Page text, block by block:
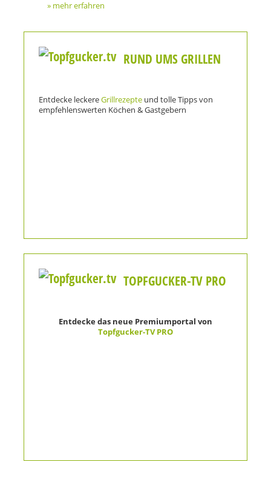
» mehr erfahren
RUND UMS GRILLEN
Entdecke leckereGrillrezepte und tolle Tipps von
empfehlenswerten Köchen & Gastgebern
TOPFGUCKER-TV PRO
Entdecke das neue Premiumportal von
Topfgucker-TV PRO